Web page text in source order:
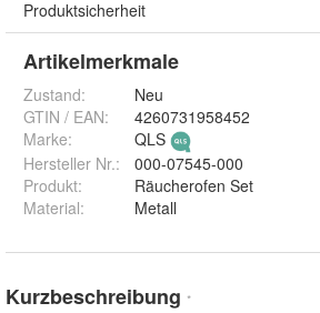
Produktsicherheit
Artikelmerkmale
Zustand:
Neu
GTIN / EAN:
4260731958452
Marke:
QLS
Hersteller Nr.:
000-07545-000
Produkt:
Räucherofen Set
Material: Metall
Kurzbeschreibung *